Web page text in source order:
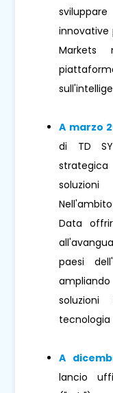
innovative
Markets
A marzo
di TD
Data
paesi
A
lancio